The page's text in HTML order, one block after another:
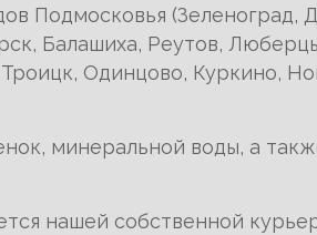
Подмосковья (Зеленоград,
Балашиха, Реутов,
Одинцово, Куркино,
минеральной воды, а
нашей собственной